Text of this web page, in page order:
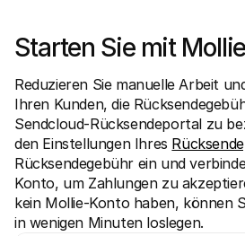
Starten Sie mit
Reduzieren Sie manuelle Arbeit
Ihren Kunden, die
Sendcloud-Rücksendeportal zu
den Einstellungen Ihres
Rücksendegebühr ein und
Konto, um Zahlungen zu
kein Mollie-Konto haben, können
in wenigen Minuten loslegen.